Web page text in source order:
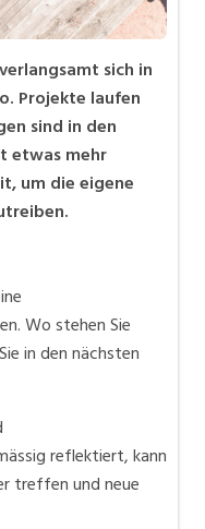
sich in
Projekte laufen
sind in den
etwas mehr
um die eigene
Wo stehen Sie
in den nächsten
reflektiert, kann
treffen und neue